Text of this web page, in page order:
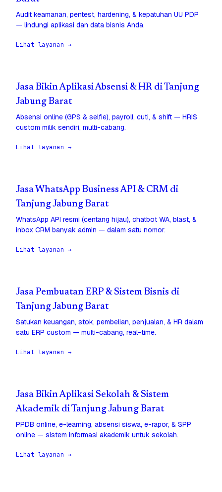
Audit keamanan, pentest, hardening, & kepatuhan UU PDP
— lindungi aplikasi dan data bisnis Anda.
Lihat layanan →
Jasa Bikin Aplikasi Absensi & HR di Tanjung
Jabung Barat
Absensi online (GPS & selfie), payroll, cuti, & shift — HRIS
custom milik sendiri, multi-cabang.
Lihat layanan →
Jasa WhatsApp Business API & CRM di
Tanjung Jabung Barat
WhatsApp API resmi (centang hijau), chatbot WA, blast, &
inbox CRM banyak admin — dalam satu nomor.
Lihat layanan →
Jasa Pembuatan ERP & Sistem Bisnis di
Tanjung Jabung Barat
Satukan keuangan, stok, pembelian, penjualan, & HR dalam
satu ERP custom — multi-cabang, real-time.
Lihat layanan →
Jasa Bikin Aplikasi Sekolah & Sistem
Akademik di Tanjung Jabung Barat
PPDB online, e-learning, absensi siswa, e-rapor, & SPP
online — sistem informasi akademik untuk sekolah.
Lihat layanan →